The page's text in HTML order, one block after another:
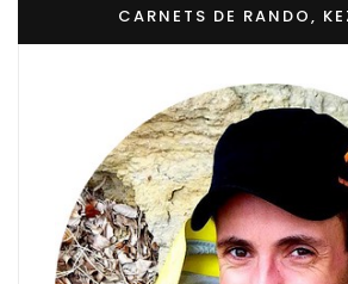
CARNETS DE RANDO,